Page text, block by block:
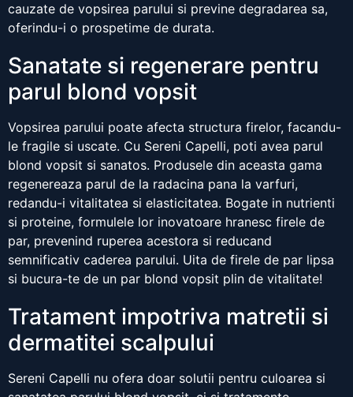
cauzate de vopsirea parului si previne degradarea sa,
oferindu-i o prospetime de durata.
Sanatate si regenerare pentru
parul blond vopsit
Vopsirea parului poate afecta structura firelor, facandu-
le fragile si uscate. Cu Sereni Capelli, poti avea parul
blond vopsit si sanatos. Produsele din aceasta gama
regenereaza parul de la radacina pana la varfuri,
redandu-i vitalitatea si elasticitatea. Bogate in nutrienti
si proteine, formulele lor inovatoare hranesc firele de
par, prevenind ruperea acestora si reducand
semnificativ caderea parului. Uita de firele de par lipsa
si bucura-te de un par blond vopsit plin de vitalitate!
Tratament impotriva matretii si
dermatitei scalpului
Sereni Capelli nu ofera doar solutii pentru culoarea si